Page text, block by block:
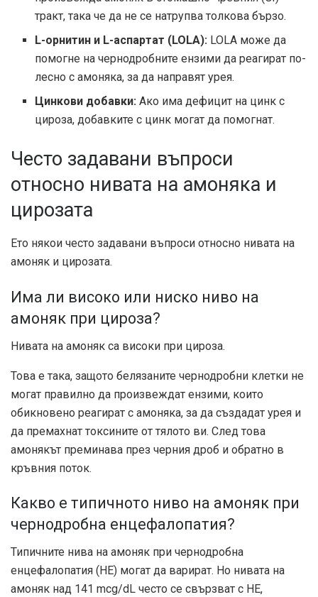
тракт, така че да не се натрупва толкова бързо.
L-орнитин и L-аспартат (LOLA): LOLA може да
помогне на чернодробните ензими да реагират по-
лесно с амоняка, за да направят урея.
Цинкови добавки: Ако има дефицит на цинк с
цироза, добавките с цинк могат да помогнат.
Често задавани въпроси
относно нивата на амоняка и
цирозата
Ето някои често задавани въпроси относно нивата на
амоняк и цирозата.
Има ли високо или ниско ниво на
амоняк при цироза?
Нивата на амоняк са високи при цироза.
Това е така, защото белязаните чернодробни клетки не
могат правилно да произвеждат ензими, които
обикновено реагират с амоняка, за да създадат урея и
да премахнат токсините от тялото ви. След това
амонякът преминава през черния дроб и обратно в
кръвния поток.
Какво е типичното ниво на амоняк при
чернодробна енцефалопатия?
Типичните нива на амоняк при чернодробна
енцефалопатия (HE) могат да варират. Но нивата на
амоняк над 141 mcg/dL често се свързват с HE,